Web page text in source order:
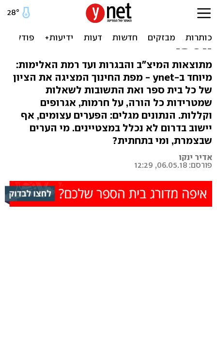
הציונים, הפערים, האלימות:
מפת החינוך עם נתוני כל בתי
הספר
מתוצאות המיצ"ב והבגרות ועד רמת האלימות:
מיוחד ב-ynet - מפת החינוך המציגה את הציון
של כל בית ספר ואת התשובות לשאלות
שמטרידות כל הורה, על חרמות, אגרופים
וקללות. הנתונים מגלים: הפערים עצומים, אף
יישוב בדרום לא נכלל במצטיינים. מי הערים
שבצמרת, ומי בתחתית?
אדיר ינקו
פורסם: 06.05.18, 12:29